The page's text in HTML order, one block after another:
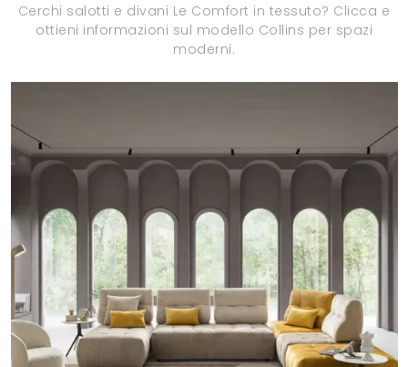
Cerchi salotti e divani Le Comfort in tessuto? Clicca e
ottieni informazioni sul modello Collins per spazi
moderni.